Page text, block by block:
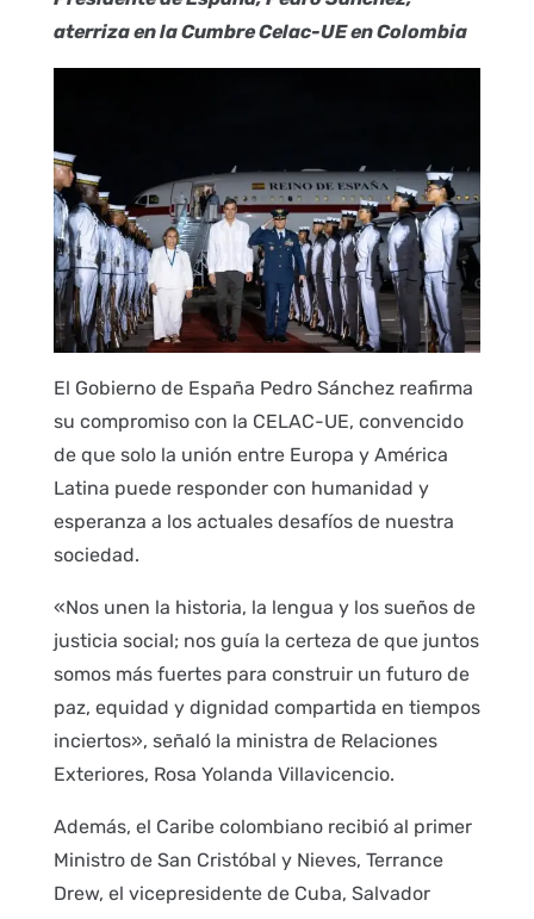
aterriza en la Cumbre Celac-UE en Colombia
El Gobierno de España Pedro Sánchez reafirma
su compromiso con la CELAC-UE, convencido
de que solo la unión entre Europa y América
Latina puede responder con humanidad y
esperanza a los actuales desafíos de nuestra
sociedad.
«Nos unen la historia, la lengua y los sueños de
justicia social; nos guía la certeza de que juntos
somos más fuertes para construir un futuro de
paz, equidad y dignidad compartida en tiempos
inciertos», señaló la ministra de Relaciones
Exteriores, Rosa Yolanda Villavicencio.
Además, el Caribe colombiano recibió al primer
Ministro de San Cristóbal y Nieves, Terrance
Drew, el vicepresidente de Cuba, Salvador